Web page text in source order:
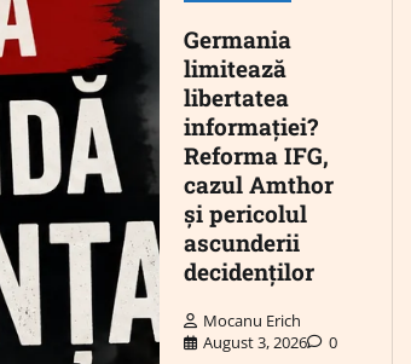
Germania
limitează
libertatea
informației?
Reforma IFG,
cazul Amthor
și pericolul
ascunderii
decidenților
Mocanu Erich
August 3, 2026
0